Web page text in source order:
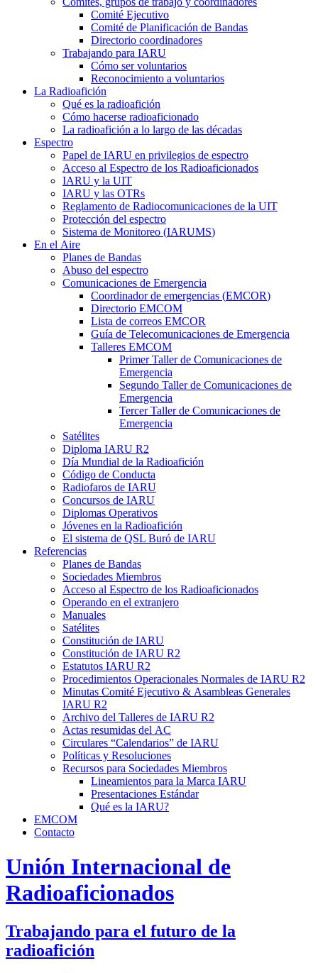
Comité Ejecutivo
Comité de Planificación de Bandas
Directorio coordinadores
Trabajando para IARU
Cómo ser voluntarios
Reconocimiento a voluntarios
La Radioafición
Qué es la radioafición
Cómo hacerse radioaficionado
La radioafición a lo largo de las décadas
Espectro
Papel de IARU en privilegios de espectro
Acceso al Espectro de los Radioaficionados
IARU y la UIT
IARU y las OTRs
Reglamento de Radiocomunicaciones de la UIT
Protección del espectro
Sistema de Monitoreo (IARUMS)
En el Aire
Planes de Bandas
Abuso del espectro
Comunicaciones de Emergencia
Coordinador de emergencias (EMCOR)
Directorio EMCOM
Lista de correos EMCOR
Guía de Telecomunicaciones de Emergencia
Talleres EMCOM
Primer Taller de Comunicaciones de
Emergencia
Segundo Taller de Comunicaciones de
Emergencia
Tercer Taller de Comunicaciones de
Emergencia
Satélites
Diploma IARU R2
Día Mundial de la Radioafición
Código de Conducta
Radiofaros de IARU
Concursos de IARU
Diplomas Operativos
Jóvenes en la Radioafición
El sistema de QSL Buró de IARU
Referencias
Planes de Bandas
Sociedades Miembros
Acceso al Espectro de los Radioaficionados
Operando en el extranjero
Manuales
Satélites
Constitución de IARU
Constitución de IARU R2
Estatutos IARU R2
Procedimientos Operacionales Normales de IARU R2
Minutas Comité Ejecutivo & Asambleas Generales
IARU R2
Archivo del Talleres de IARU R2
Actas resumidas del AC
Circulares “Calendarios” de IARU
Políticas y Resoluciones
Recursos para Sociedades Miembros
Lineamientos para la Marca IARU
Presentaciones Estándar
Qué es la IARU?
EMCOM
Contacto
Unión Internacional de
Radioaficionados
Trabajando para el futuro de la
radioafición